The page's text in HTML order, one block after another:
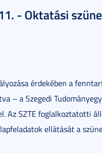
- Oktatási
érdekében a
– a Szegedi
Az SZTE foglalkoztatotti
ellátását a